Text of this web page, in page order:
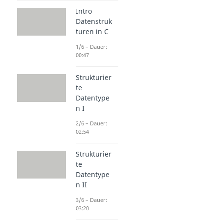
Intro
Datenstruk
turen in C
1/6 – Dauer:
00:47
Strukturier
te
Datentype
n I
2/6 – Dauer:
02:54
Strukturier
te
Datentype
n II
3/6 – Dauer:
03:20